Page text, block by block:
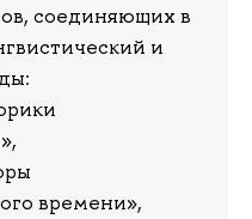
соединяющих в
и
времени»,